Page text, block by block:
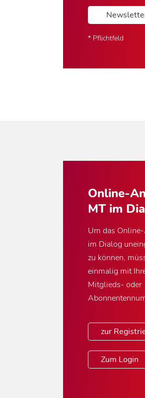
* Pflichtfeld
Online-
MT im
Um das
im Dialog
zu können,
einmalig mit
Mitglieds- oder
zur
Zum Login